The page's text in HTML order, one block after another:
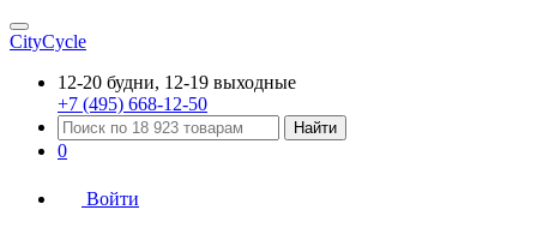
CityCycle
12-20 будни, 12-19 выходные
+7 (495) 668-12-50
Найти
0
Войти